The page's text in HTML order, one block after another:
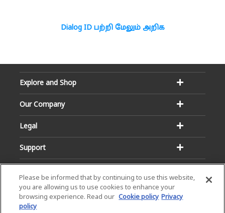
Dialog ID பற்றி மேலும் அறிக
Explore and Shop
Our Company
Legal
Support
Please be informed that by continuing to use this website,
you are allowing us to use cookies to enhance your
browsing experience. Read our Cookie policy Privacy
policy